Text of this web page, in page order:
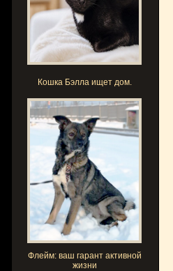
Кошка Бэлла ищет дом.
Флейм: ваш гарант активной
жизни